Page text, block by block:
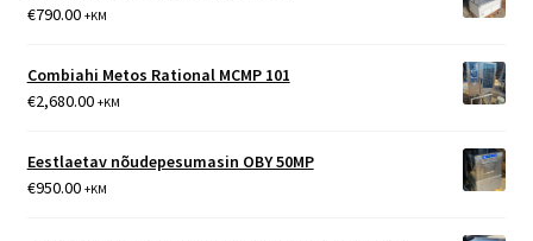
€790.00 +KM
Combiahi Metos Rational MCMP 101
€2,680.00 +KM
Eestlaetav nõudepesumasin OBY 50MP
€950.00 +KM